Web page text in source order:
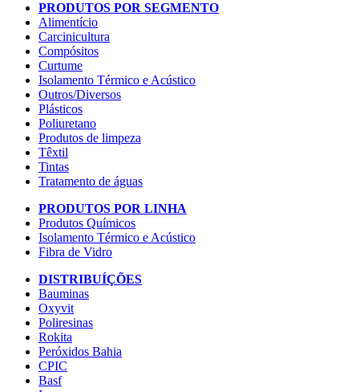
PRODUTOS POR SEGMENTO
Alimentício
Carcinicultura
Compósitos
Curtume
Isolamento Térmico e Acústico
Outros/Diversos
Plásticos
Poliuretano
Produtos de limpeza
Têxtil
Tintas
Tratamento de águas
PRODUTOS POR LINHA
Produtos Químicos
Isolamento Térmico e Acústico
Fibra de Vidro
DISTRIBUÍÇÕES
Bauminas
Oxyvit
Poliresinas
Rokita
Peróxidos Bahia
CPIC
Basf